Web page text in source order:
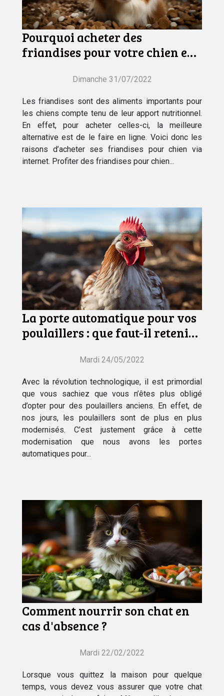
Pourquoi acheter des
friandises pour votre chien en
Dimanche 31/07/2022
Les friandises sont des aliments importants pour
les chiens compte tenu de leur apport nutritionnel.
En effet, pour acheter celles-ci, la meilleure
alternative est de le faire en ligne. Voici donc les
raisons d’acheter ses friandises pour chien via
internet. Profiter des friandises pour chien...
La porte automatique pour vos
poulaillers : que faut-il retenir
Mardi 24/05/2022
Avec la révolution technologique, il est primordial
que vous sachiez que vous n’êtes plus obligé
d’opter pour des poulaillers anciens. En effet, de
nos jours, les poulaillers sont de plus en plus
modernisés. C’est justement grâce à cette
modernisation que nous avons les portes
automatiques pour...
Comment nourrir son chat en
cas d'absence ?
Mardi 22/02/2022
Lorsque vous quittez la maison pour quelque
temps, vous devez vous assurer que votre chat